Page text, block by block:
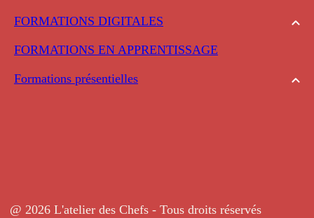
FORMATIONS DIGITALES
FORMATIONS EN APPRENTISSAGE
Formations présentielles
@ 2026 L'atelier des Chefs - Tous droits réservés